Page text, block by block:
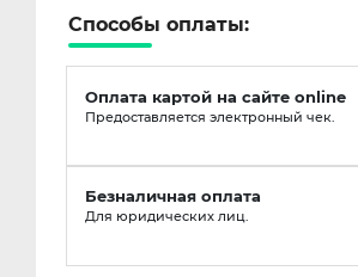
Способы оплаты:
Оплата картой на сайте online
Предоставляется электронный чек.
Безналичная оплата
Для юридических лиц.